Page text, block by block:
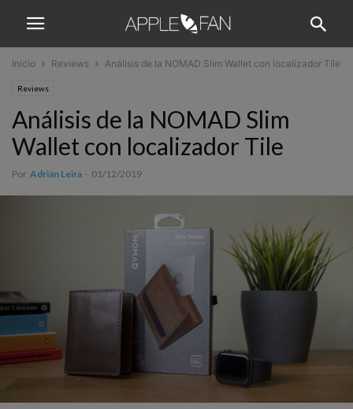
Inicio Reviews Análisis de la NOMAD Slim Wallet con localizador Tile
Reviews
Análisis de la NOMAD Slim
Wallet con localizador Tile
Por Adrián Leira - 01/12/2019